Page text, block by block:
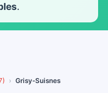
.
Grisy-Suisnes